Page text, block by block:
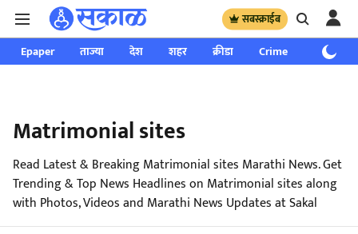
सबस्क्राईब
Epaper ताज्या देश शहर क्रीडा Crime साप्ताहिक
Matrimonial sites
Read Latest & Breaking Matrimonial sites Marathi News. Get
Trending & Top News Headlines on Matrimonial sites along
with Photos, Videos and Marathi News Updates at Sakal